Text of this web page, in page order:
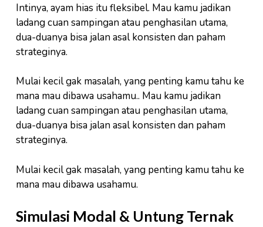
Intinya, ayam hias itu fleksibel. Mau kamu jadikan
ladang cuan sampingan atau penghasilan utama,
dua-duanya bisa jalan asal konsisten dan paham
strateginya.
Mulai kecil gak masalah, yang penting kamu tahu ke
mana mau dibawa usahamu.. Mau kamu jadikan
ladang cuan sampingan atau penghasilan utama,
dua-duanya bisa jalan asal konsisten dan paham
strateginya.
Mulai kecil gak masalah, yang penting kamu tahu ke
mana mau dibawa usahamu.
Simulasi Modal & Untung Ternak